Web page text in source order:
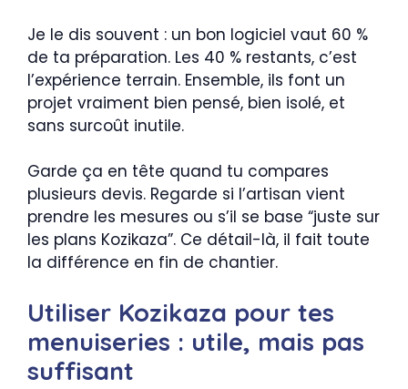
Je le dis souvent : un bon logiciel vaut 60 %
de ta préparation. Les 40 % restants, c’est
l’expérience terrain. Ensemble, ils font un
projet vraiment bien pensé, bien isolé, et
sans surcoût inutile.
Garde ça en tête quand tu compares
plusieurs devis. Regarde si l’artisan vient
prendre les mesures ou s’il se base “juste sur
les plans Kozikaza”. Ce détail-là, il fait toute
la différence en fin de chantier.
Utiliser Kozikaza pour tes
menuiseries : utile, mais pas
suffisant